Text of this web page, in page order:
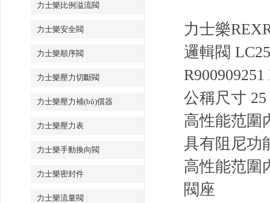
力士樂比例溢流閥
力士樂安全閥
力士樂順序閥
力士樂壓力切斷閥
力士樂壓力補(bǔ)償器
力士樂壓力表
力士樂手動換向閥
力士樂密封件
力士樂流量閥
力士樂
邏輯閥
公稱尺寸
高性能范圍
具有阻尼功
高性能范圍
閥座